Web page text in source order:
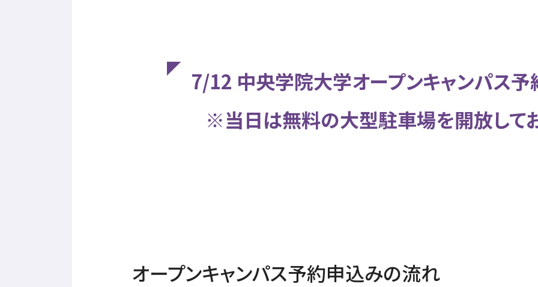
7/12 中央学院大学オープンキャンパス予
※当日は無料の大型駐車場を開放してお
オープンキャンパス予約申込みの流れ